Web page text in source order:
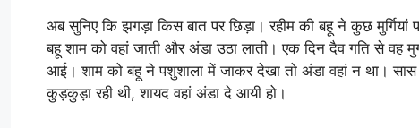
अब सुनिए कि झगड़ा किस बात पर छिड़ा। रहीम की बहू ने कुछ मुर्गियां
बहू शाम को वहां जाती और अंडा उठा लाती। एक दिन दैव गति से वह
आई। शाम को बहू ने पशुशाला में जाकर देखा तो अंडा वहां न था।
कुड़कुड़ा रही थी, शायद वहां अंडा दे आयी हो।